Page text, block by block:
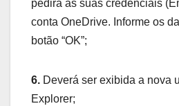
pedirá as suas credenciais
conta OneDrive. Informe os
botão “OK”;
6. Deverá ser exibida a nova
Explorer;